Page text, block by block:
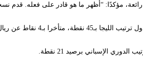
رائعة، مؤكدًا: “أظهر ما هو قادر على فعله. قدم
يأتي أتلتيكو مدريد في الوصافة بـ48 نقطة.